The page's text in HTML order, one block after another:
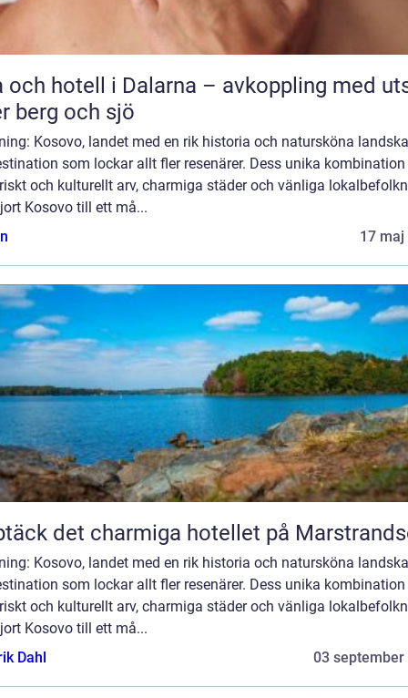
och hotell i Dalarna – avkoppling med
berg och sjö
Kosovo, landet med en rik historia och natursköna
som lockar allt fler resenärer. Dess unika
och kulturellt arv, charmiga städer och vänliga
Kosovo till ett må...
17 maj
det charmiga hotellet på
Kosovo, landet med en rik historia och natursköna
som lockar allt fler resenärer. Dess unika
och kulturellt arv, charmiga städer och vänliga
Kosovo till ett må...
Dahl
03 september